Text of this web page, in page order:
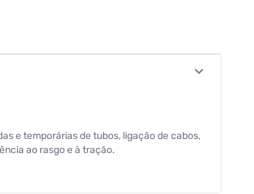
e temporárias de tubos, ligação de cabos,
ao rasgo e à tração.